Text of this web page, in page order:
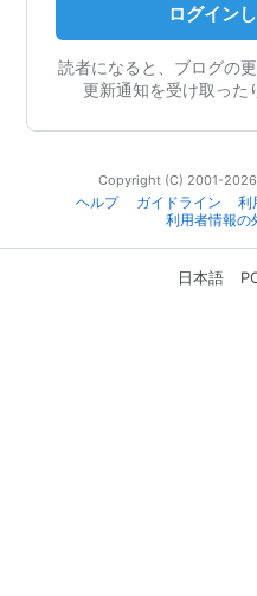
ログイン
読者になると、ブログの
更新通知を受け取った
Copyright (C) 2001-2026
ヘルプ
ガイドライン 利
利用者情報の
日本語